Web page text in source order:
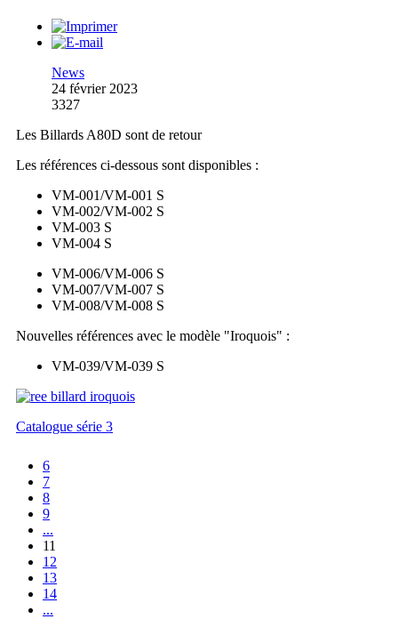
News
24 février 2023
3327
Les Billards A80D sont de retour
Les références ci-dessous sont disponibles :
VM-001/VM-001 S
VM-002/VM-002 S
VM-003 S
VM-004 S
VM-006/VM-006 S
VM-007/VM-007 S
VM-008/VM-008 S
Nouvelles références avec le modèle "Iroquois" :
VM-039/VM-039 S
Catalogue série 3
6
7
8
9
...
11
12
13
14
...